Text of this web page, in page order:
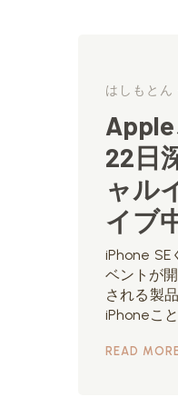
はしもとん
22日
ャル
イブ
iPhone SE
ベントが
される製
iPhoneこ
READ